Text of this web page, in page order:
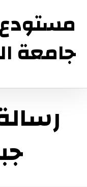
جامعة